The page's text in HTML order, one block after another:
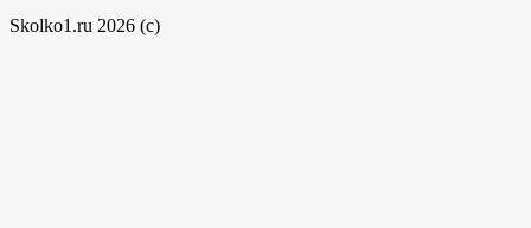
Skolko1.ru 2026 (c)